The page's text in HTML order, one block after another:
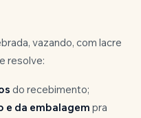
vazando, com lacre
resolve:
do recebimento;
da embalagem pra